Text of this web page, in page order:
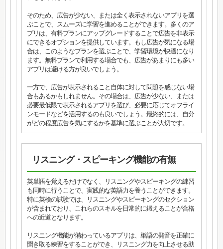
そのため、広告が少ない、または全く表示されないアプリを選
ぶことで、スムーズに学習を進めることができます。多くのア
プリは、有料プランにアップグレードすることで広告を非表示
にできるオプションを提供しています。もし広告が気になる場
合は、このようなプランを選ぶことで、学習環境が快適になり
ます。無料プランで利用する場合でも、広告があまりにも多い
アプリは避ける方が良いでしょう。
一方で、広告が表示されること自体に対して問題を感じない場
合もあるかもしれません。その場合は、広告が少ない、または
必要最低限で表示されるアプリを選び、必要に応じてオフライ
ンモードなどを活用するのも良いでしょう。最終的には、自分
がどの程度広告を気にするかを基準に選ぶことが大切です。
リスニング・スピーキング機能の有無
英単語を覚えるだけでなく、リスニングやスピーキングの練習
も同時に行うことで、実践的な英語力を養うことができます。
特に英検の試験では、リスニングやスピーキングのセクション
が含まれており、これらのスキルを日常的に鍛えることが合格
への近道となります。
リスニング機能が備わっているアプリは、単語の発音を正確に
聞き取る練習をすることができ、リスニング力を向上させる助